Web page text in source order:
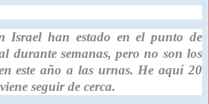
Israel han estado en el punto de
durante semanas, pero no son los
este año a las urnas. He aquí 20
seguir de cerca.